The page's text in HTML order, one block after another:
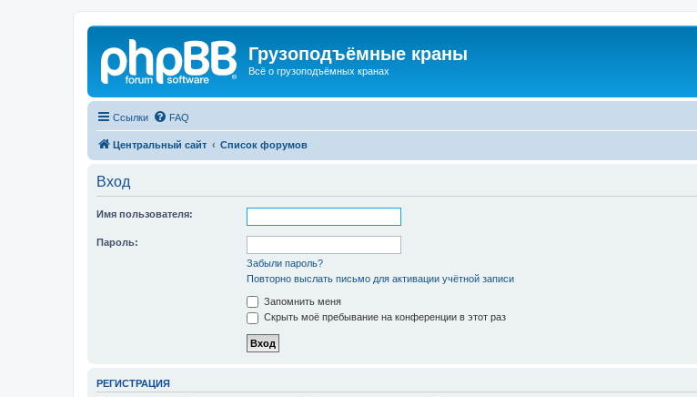
Грузоподъёмные краны
Всё о грузоподъёмных кранах
Ссылки FAQ
Центральный сайт Список форумов
Вход
Имя пользователя:
Пароль:
Забыли пароль?
Повторно выслать письмо для активации учётной записи
Запомнить меня
Скрыть моё пребывание на конференции в этот раз
РЕГИСТРАЦИЯ